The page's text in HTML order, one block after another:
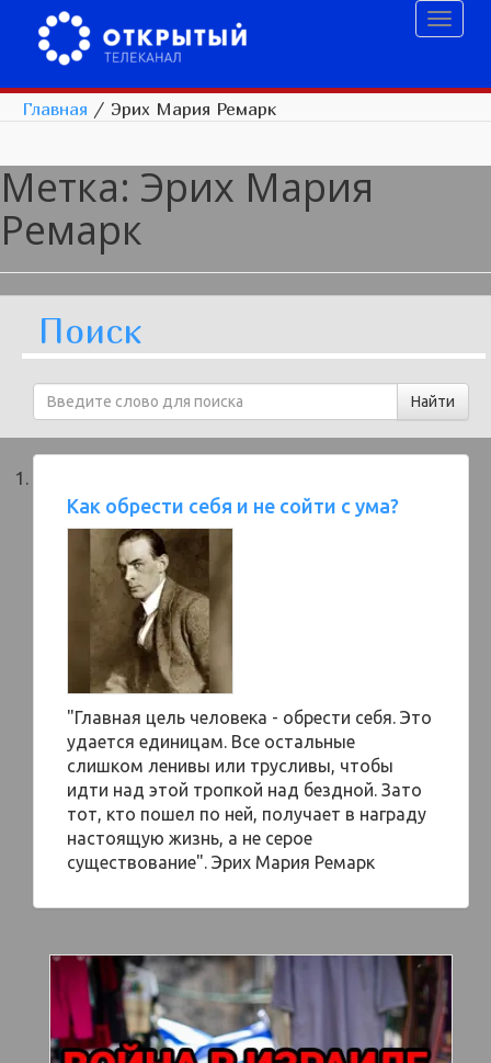
Главная / Эрих Мария Ремарк
Метка: Эрих Мария
Ремарк
Поиск
Как обрести себя и не сойти с ума?
"Главная цель человека - обрести себя. Это
удается единицам. Все остальные
слишком ленивы или трусливы, чтобы
идти над этой тропкой над бездной. Зато
тот, кто пошел по ней, получает в награду
настоящую жизнь, а не серое
существование". Эрих Мария Ремарк